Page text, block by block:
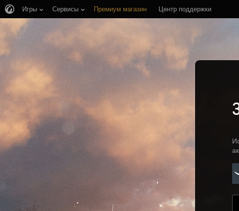
Игры Сервисы Премиум магазин Центр поддержки